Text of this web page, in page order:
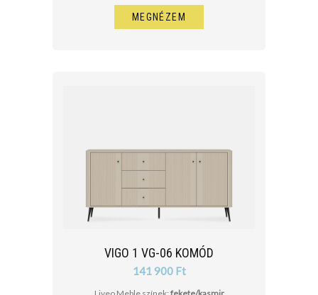
MEGNÉZEM
VIGO 1 VG-06 KOMÓD
141 900 Ft